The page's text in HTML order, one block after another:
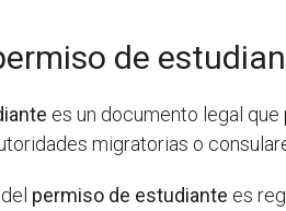
de
es un documento legal
migratorias o
permiso de estudiante es